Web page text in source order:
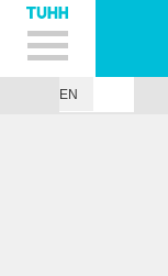
Hauptnavigation
Unternavigation
Inhalt
Suche
EN